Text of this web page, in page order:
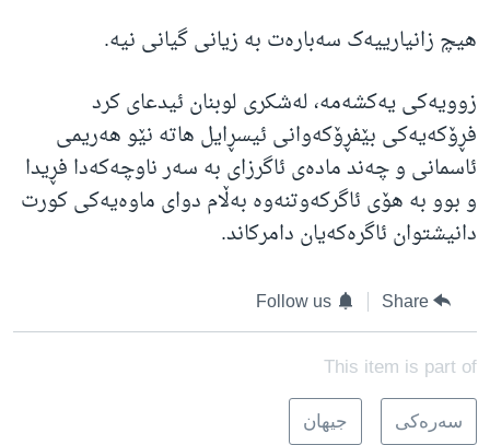
هیچ زانیارییه‌ک سه‌باره‌ت به‌ زیانی گیانی نیه‌.
زوویه‌کی یه‌کشه‌مه‌، له‌شکری لوبنان ئیدعای کرد
فڕۆکه‌یه‌کی بێفڕۆکه‌وانی ئیسڕایل هاته‌ نێو هه‌ریمی
ئاسمانی و چه‌ند ماده‌ی ئاگرزای به‌ سه‌ر ناوچه‌که‌دا فڕیدا
و بوو به‌ هۆی ئاگرکه‌وتنه‌وه‌ به‌ڵام دوای ماوه‌یه‌کی کورت
دانیشتوان ئاگره‌که‌یان دامرکاند.
Share
Follow us
This item is part of
سه‌ره‌کی جیهان